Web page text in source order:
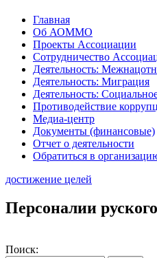
Главная
Об АОММО
Проекты Ассоциации
Сотрудничество
Деятельность:
Деятельность: Миграция
Деятельность:
Противодействие
Медиа-центр
Документы (финансовые)
Отчет о деятельности
Обратиться в
достижение целей
Персоналии
Поиск: